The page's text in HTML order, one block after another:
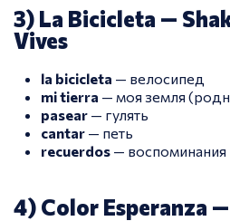
3) La Bicicleta —
Vives
la bicicleta — велосипед
mi tierra — моя земля
pasear — гулять
cantar — петь
recuerdos — воспоминания
4) Color Esperanza